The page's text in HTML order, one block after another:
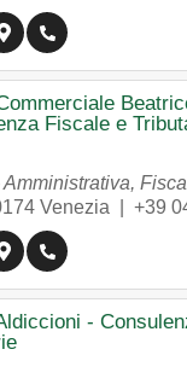
Fiscale e
Venezia +39
-